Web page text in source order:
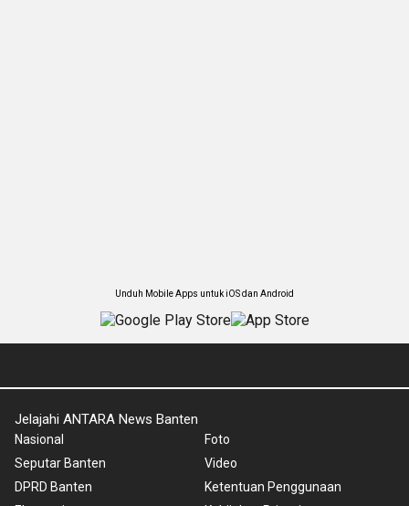
Unduh Mobile Apps untuk iOS dan Android
Jelajahi ANTARA News Banten
Nasional
Seputar Banten
DPRD Banten
Foto
Video
Ketentuan Penggunaan